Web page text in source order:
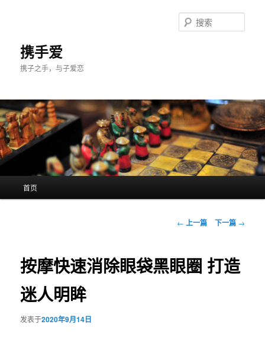
携手爱
携子之手，与子爱恋
索
首页
文
航
← 上一篇 下一篇 →
按摩快速消除眼袋黑眼圈 打造
迷人明眸
发表于2020年9月14日